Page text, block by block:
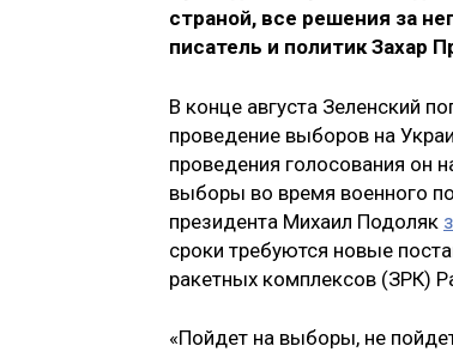
страной, все решения за
писатель и политик Захар
В конце августа Зеленский
проведение выборов на
проведения голосования он
выборы во время военного
президента Михаил Подоляк
сроки требуются новые
ракетных комплексов (ЗРК)
«Пойдет на выборы, не